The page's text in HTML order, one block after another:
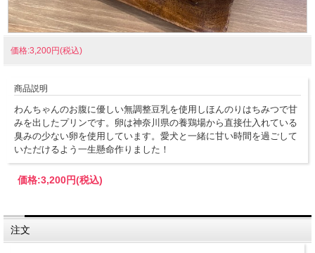
価格:3,200円(税込)
商品説明
わんちゃんのお腹に優しい無調整豆乳を使用しほんのりはちみつで甘
みを出したプリンです。卵は神奈川県の養鶏場から直接仕入れている
臭みの少ない卵を使用しています。愛犬と一緒に甘い時間を過ごして
いただけるよう一生懸命作りました！
価格:3,200円(税込)
注文